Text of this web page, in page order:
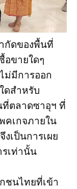
กัดของพื้นที่
ขายใดๆ
ม่มีการออก
ดสำหรับ
ตลาดซาอุฯ ที่
คเกจภายใน
เป็นการเผย
เท่านั้น
ชนไทยที่เข้า